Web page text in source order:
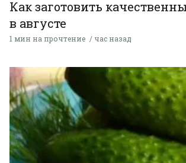
Как заготовить
в августе
1 мин на прочтение час назад